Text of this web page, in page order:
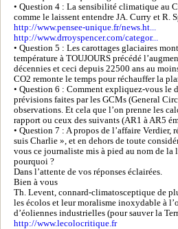
• Question 4 : La sensibilité climatique au
comme le laissent entendre JA. Curry et R.
http://www.pensee-unique.fr/news.ht...
http://www.drroyspencer.com/categor...
• Question 5 : Les carottages glaciaires
température à TOUJOURS précédé
décennies et ceci depuis 22500 ans au
CO2 remonte le temps pour réchauffer la
• Question 6 : Comment expliquez-vous le
prévisions faites par les GCMs (General
observations. Et cela que l’on prenne les
rapport ou ceux des suivants (AR1 à AR5
• Question 7 : A propos de l’affaire Verdier,
suis Charlie », et en dehors de toute
vous ce journaliste mis à pied au nom de la
pourquoi ?
Dans l’attente de vos réponses éclairées.
Bien à vous
Th. Levent, connard-climatosceptique de
les écolos et leur moralisme inoxydable à
d’éoliennes industrielles (pour sauver la
http://www.lecolocritique.fr